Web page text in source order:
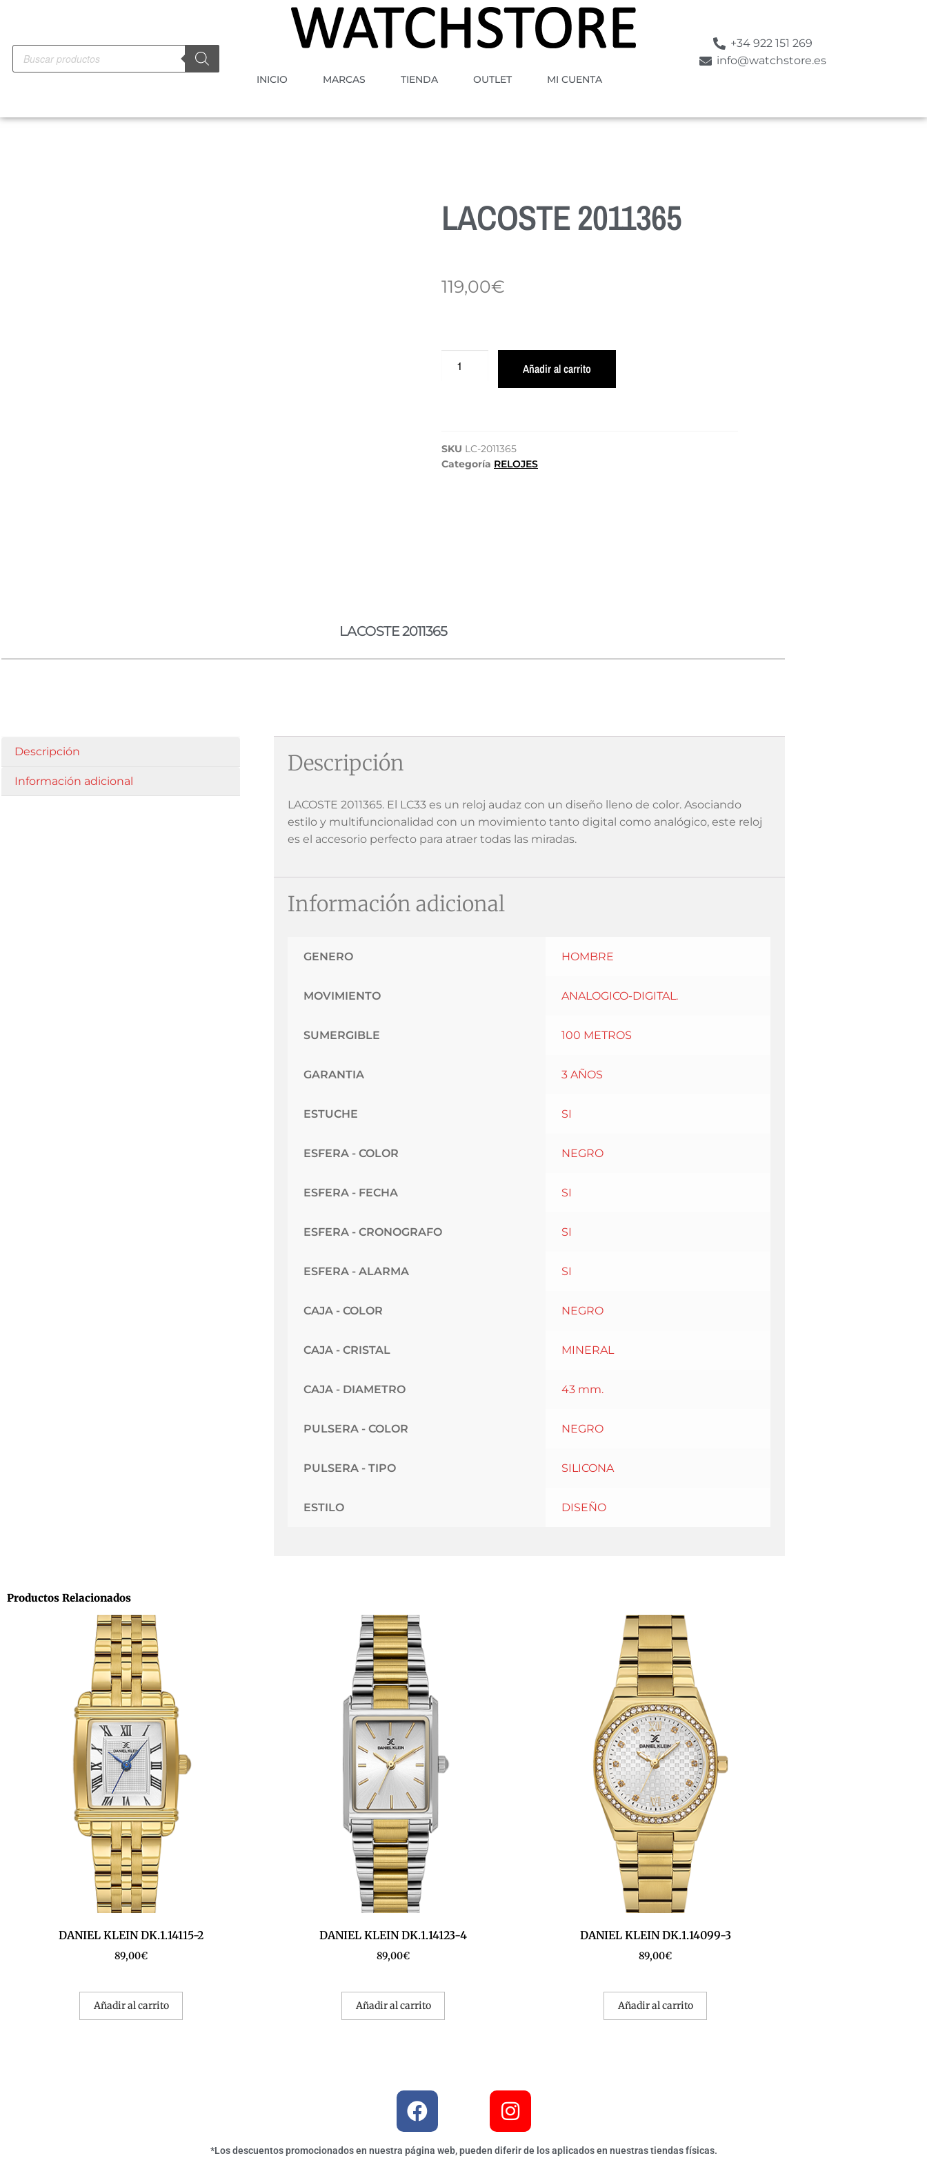
INICIO MARCAS TIENDA OUTLET MI CUENTA
+34 922 151 269
info@watchstore.es
LACOSTE 2011365
119,00€
Añadir al carrito
SKU LC-2011365
Categoría RELOJES
LACOSTE 2011365
Descripción
Información adicional
Descripción
LACOSTE 2011365. El LC33 es un reloj audaz con un diseño lleno de color. Asociando
estilo y multifuncionalidad con un movimiento tanto digital como analógico, este reloj
es el accesorio perfecto para atraer todas las miradas.
Información adicional
GENERO HOMBRE
MOVIMIENTO ANALOGICO-DIGITAL.
SUMERGIBLE 100 METROS
GARANTIA 3 AÑOS
ESTUCHE SI
ESFERA - COLOR NEGRO
ESFERA - FECHA SI
ESFERA - CRONOGRAFO SI
ESFERA - ALARMA SI
CAJA - COLOR NEGRO
CAJA - CRISTAL MINERAL
CAJA - DIAMETRO 43 mm.
PULSERA - COLOR NEGRO
PULSERA - TIPO SILICONA
ESTILO DISEÑO
Productos Relacionados
DANIEL KLEIN DK.1.14115-2
89,00€
Añadir al carrito
DANIEL KLEIN DK.1.14123-4
89,00€
Añadir al carrito
DANIEL KLEIN DK.1.14099-3
89,00€
Añadir al carrito
*Los descuentos promocionados en nuestra página web, pueden diferir de los aplicados en nuestras tiendas físicas.